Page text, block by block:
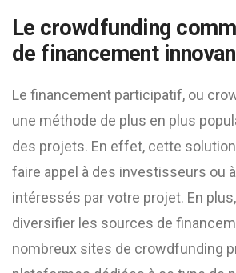
Le crowdfunding
de financement
Le financement participatif, ou
une méthode de plus en plus
des projets. En effet, cette
faire appel à des investisseurs ou
intéressés par votre projet. En
diversifier les sources de
nombreux sites de crowdfunding